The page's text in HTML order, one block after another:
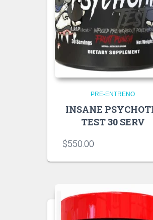
PRE-ENTRENO
INSANE
TEST 30 SERV
$550.00